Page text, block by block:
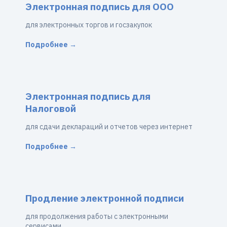
Электронная подпись для ООО
для электронных торгов и госзакупок
Подробнее →
Электронная подпись для
Налоговой
для сдачи деклараций и отчетов через интернет
Подробнее →
Продление электронной подписи
для продолжения работы с электронными